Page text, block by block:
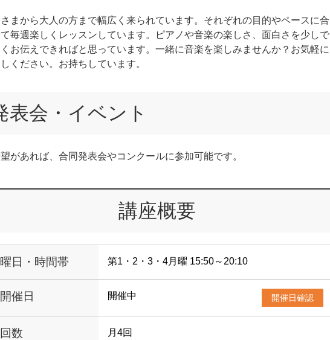
まから大人の方まで幅広く来られています。それぞれの目的やペースに合
毎週楽しくレッスンしています。ピアノや音楽の楽しさ、面白さを少しで
くお伝えできればと思っています。一緒に音楽を楽しみませんか？お気軽に
ください。お持ちしています。
表会・イベント
があれば、合同発表会やコンクールに参加可能です。
講座概要
曜日・時間帯 第1・2・3・4月曜 15:50～20:10
開催日 開催中 開催日確認
回数 月4回